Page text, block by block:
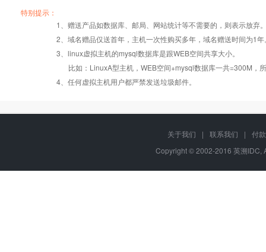
Linux Linux Linux
错误页面定义
数据定期备份
数据自助恢复
特别提示：
1、赠送产品如数据库、邮局、网站统计等不需要的，则表示放弃
2、域名赠品仅送首年，主机一次性购买多年，域名赠送时间为1年
3、linux虚拟主机的mysql数据库是跟WEB空间共享大小。
比如：LinuxA型主机，WEB空间+mysql数据库一共=300M，
4、任何虚拟主机用户都严禁发送垃圾邮件。
关于我们 | 联系我们 |
付
Copyright © 2002-2016 英溯